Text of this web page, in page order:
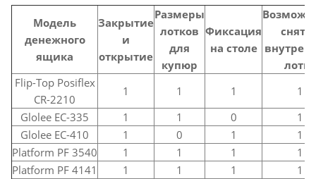
Модель
денежного
ящика
Закрытие
и
открытие
Размеры
лотков
для
купюр
Фиксация
на столе
лотка
Flip-Top Posiflex
CR-2210
1 1 1
1
Glolee EC-335
1 1 0
1
Glolee EC-410
1 0 1
1
Platform PF 3540
1 1 1
1
Platform PF 4141
1 1 1
1